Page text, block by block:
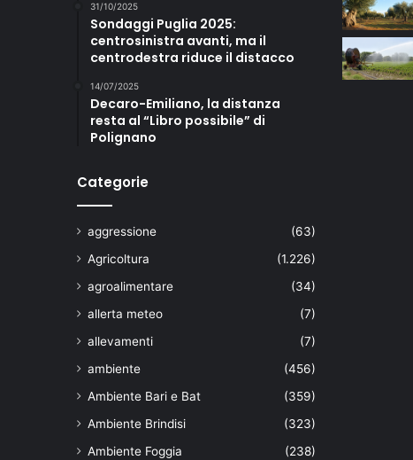
31/10/2025
Sondaggi Puglia 2025:
centrosinistra avanti, ma il
centrodestra riduce il distacco
14/07/2025
Decaro-Emiliano, la distanza
resta al “Libro possibile” di
Polignano
Categorie
aggressione
(63)
Agricoltura
(1.226)
agroalimentare
(34)
allerta meteo
(7)
allevamenti
(7)
ambiente
(456)
Ambiente Bari e Bat
(359)
Ambiente Brindisi
(323)
Ambiente Foggia
(238)